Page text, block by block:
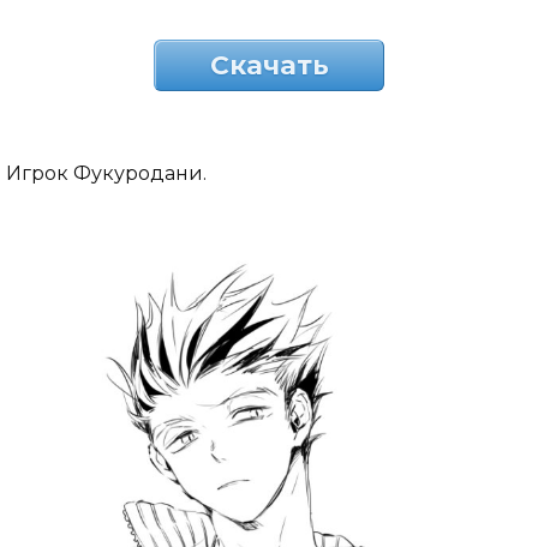
Скачать
Игрок Фукуродани.